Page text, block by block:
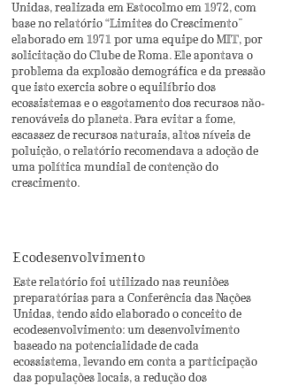
Unidas, realizada em Estocolmo em 1972, com
base no relatório “Limites do Crescimento”
elaborado em 1971 por uma equipe do MIT, por
solicitação do Clube de Roma. Ele apontava o
problema da explosão demográfica e da pressão
que isto exercia sobre o equilíbrio dos
ecossistemas e o esgotamento dos recursos não-
renováveis do planeta. Para evitar a fome,
escassez de recursos naturais, altos níveis de
poluição, o relatório recomendava a adoção de
uma política mundial de contenção do
crescimento.
Ecodesenvolvimento
Este relatório foi utilizado nas reuniões
preparatórias para a Conferência das Nações
Unidas, tendo sido elaborado o conceito de
ecodesenvolvimento: um desenvolvimento
baseado na potencialidade de cada
ecossistema, levando em conta a participação
das populações locais, a redução dos